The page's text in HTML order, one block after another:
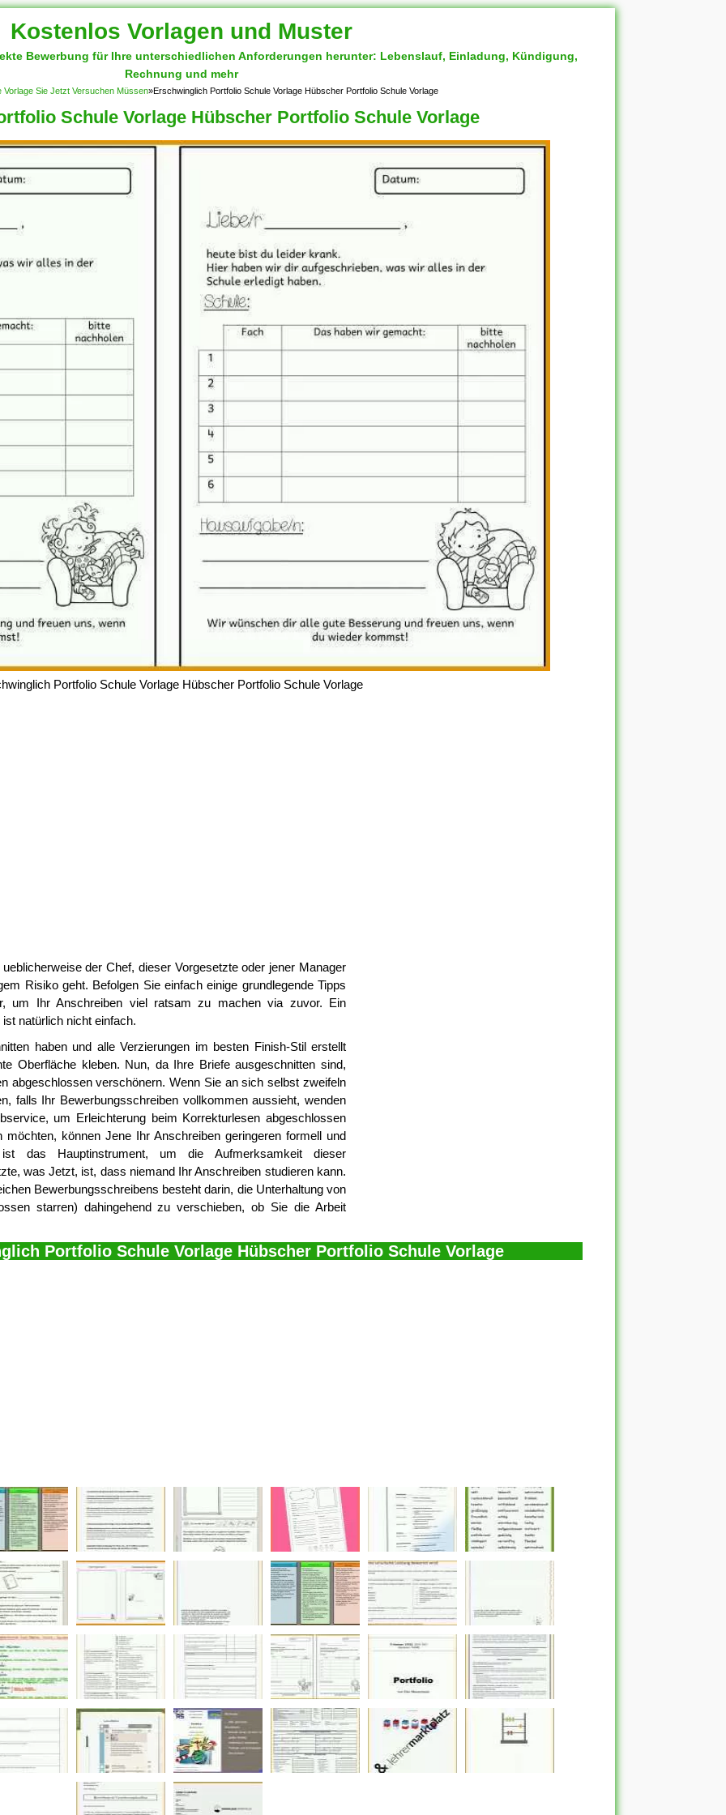
Kostenlos Vorlagen und Muster
Bewerbung für Ihre unterschiedlichen Anforderungen herunter: Lebenslauf, Einladung, Kündigung,
Rechnung und mehr
Vorlage Sie Jetzt Versuchen Müssen»Erschwinglich Portfolio Schule Vorlage Hübscher Portfolio Schule Vorlage
Schule Vorlage Hübscher Portfolio Schule Vorlage
Portfolio Schule Vorlage Hübscher Portfolio Schule Vorlage
der Chef, dieser Vorgesetzte oder jener Manager
Risiko geht. Befolgen Sie einfach einige grundlegende Tipps
um Ihr Anschreiben viel ratsam zu machen via zuvor. Ein
natürlich nicht einfach.
haben und alle Verzierungen im besten Finish-Stil erstellt
Oberfläche kleben. Nun, da Ihre Briefe ausgeschnitten sind,
abgeschlossen verschönern. Wenn Sie an sich selbst zweifeln
falls Ihr Bewerbungsschreiben vollkommen aussieht, wenden
um Erleichterung beim Korrekturlesen abgeschlossen
können Jene Ihr Anschreiben geringeren formell und
das Hauptinstrument, um die Aufmerksamkeit dieser
was Jetzt, ist, dass niemand Ihr Anschreiben studieren kann.
Bewerbungsschreibens besteht darin, die Unterhaltung von
starren) dahingehend zu verschieben, ob Sie die Arbeit
Portfolio Schule Vorlage Hübscher Portfolio Schule Vorlage